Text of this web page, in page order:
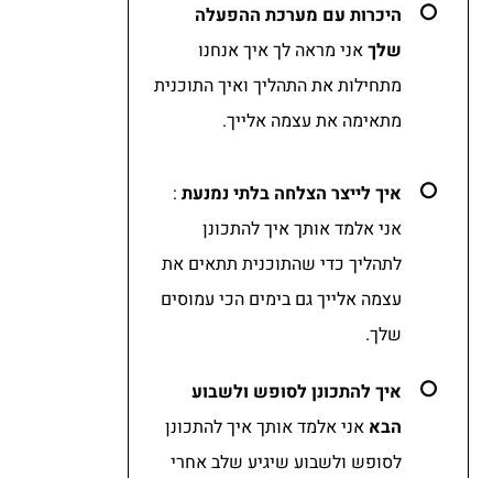
היכרות עם מערכת ההפעלה
שלךאני מראה לך איך אנחנו
מתחילות את התהליך ואיך התוכנית
מתאימה את עצמה אלייך.
איך לייצר הצלחה בלתי נמנעת :
אני אלמד אותך איך להתכונן
לתהליך כדי שהתוכנית תתאים את
עצמה אלייך גם בימים הכי עמוסים
שלך.
איך להתכונן לסופש ולשבוע
הבא אני אלמד אותך איך להתכונן
לסופש ולשבוע שיגיע שלב אחרי